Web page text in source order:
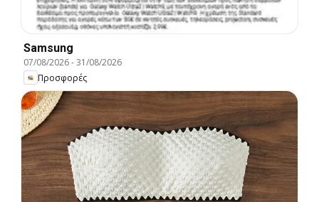
Samsung
07/08/2026-31/08/2026
Προσφορές